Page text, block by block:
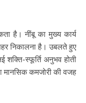
है। नींबू का मुख्य कार्य
निकालना है। उबलते हुए
शक्ति-स्फूर्ति अनुभव होती
मानसिक कमजोरी की वजह